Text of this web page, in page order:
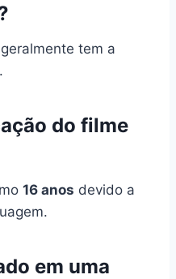
tem a
do filme
16 anos devido a
em uma